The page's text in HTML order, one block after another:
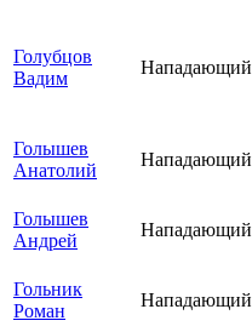
Голубцов
Вадим
Нападающий
Голышев
Анатолий
Нападающий
Голышев
Андрей
Нападающий
Гольник
Роман
Нападающий